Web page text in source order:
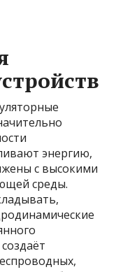
энергию,
с высокими
среды.